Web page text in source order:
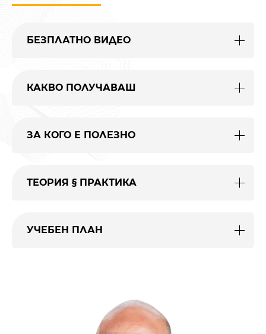
БЕЗПЛАТНО ВИДЕО
КАКВО ПОЛУЧАВАШ
ЗА КОГО Е ПОЛЕЗНО
ТЕОРИЯ § ПРАКТИКА
УЧЕБЕН ПЛАН